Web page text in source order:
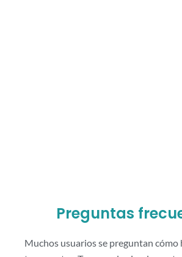
Preguntas
Muchos usuarios se preguntan cómo